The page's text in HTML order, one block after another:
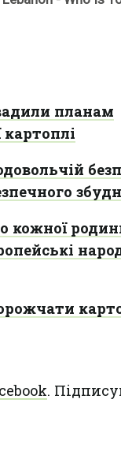
планам
кожної
.